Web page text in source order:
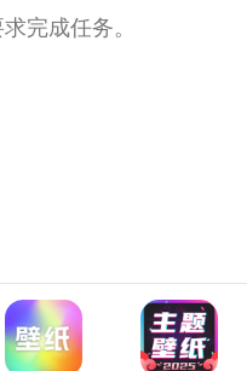
完成任务。